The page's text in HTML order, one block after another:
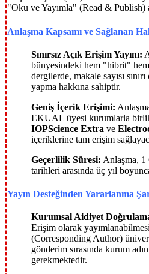
"Oku ve Yayımla" (Read & Publish)
Anlaşma Kapsamı ve Sağlanan
Sınırsız Açık Erişim Yayını:
bünyesindeki hem "hibrit"
dergilerde, makale sayısı
yapma hakkına sahiptir.
Geniş İçerik Erişimi:
EKUAL üyesi kurumlarla
IOPScience Extra ve
içeriklerine tam erişim
Geçerlilik Süresi: Anlaşma, 1
tarihleri arasında üç yıl
Yayın Desteğinden Yararlanma
Kurumsal Aidiyet
Erişim olarak
(Corresponding Author)
gönderim sırasında kurum
gerekmektedir.